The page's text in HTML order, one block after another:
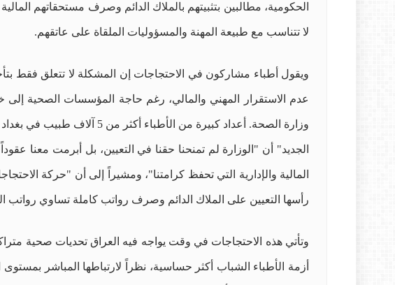
الحكومية، مطالبين بتثبيتهم بالملاك الدائم وصرف مستحقاتهم
لا تتناسب مع طبيعة المهنة والمسؤوليات الملقاة على عاتقهم.
ويقول أطباء مشاركون في الاحتجاجات إن المشكلة لا تتعلق فقط
عدم الاستقرار المهني والمالي، رغم حاجة المؤسسات الصحية إلى
الجديد" أن "الوزارة لم تمنحنا حقنا في التعيين، بل أبرمت معنا
المالية والإدارية التي تحفظ كرامتنا"، ومشيراً إلى أن "حركة
رأسها التعيين على الملاك الدائم وصرف رواتب كاملة تساوي رواتب
وتأتي هذه الاحتجاجات في وقت يواجه فيه العراق تحديات صحية
أزمة الأطباء الشباب أكثر حساسية، نظراً لارتباطها المباشر